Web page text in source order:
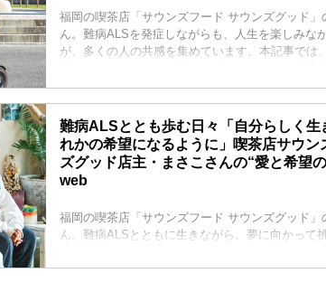
福岡の喫茶店「サウンズフード サウンズグッド」
ん。難病ALSを発症しながらも、人生を楽しみな
が、多くの人の共感を集めています。本記事では
闇の先にたどりついた想いを伺いました。（『天
掲載）
難病ALSととも歩む日々「自分らしく生
れかの希望になるように」喫茶店サウン
ズグッド店主・まさこさんの“愛と希望
web
福岡の喫茶店「サウンズフード サウンズグッド」
ん。難病ALSとともに生きながら、夢に向かって
の人の共感を集めています。本記事では、支えて
ちとのつながり、そして前を向く原動力について